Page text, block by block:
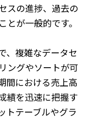
スの進捗、過去の
が一般的です。
、複雑なデータセ
ングやソートが可
間における売上高
績を迅速に把握す
トテーブルやグラ